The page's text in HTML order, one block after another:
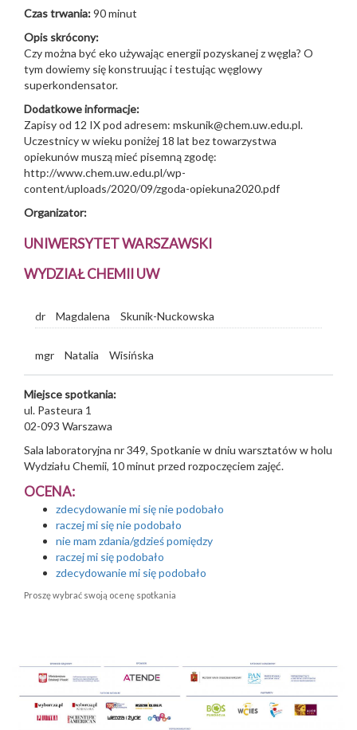
Czas trwania:90 minut
Opis skrócony:
Czy można być eko używając energii pozyskanej z węgla? O
tym dowiemy się konstruując i testując węglowy
superkondensator.
Dodatkowe informacje:
Zapisy od 12 IX pod adresem: mskunik@chem.uw.edu.pl.
Uczestnicy w wieku poniżej 18 lat bez towarzystwa
opiekunów muszą mieć pisemną zgodę:
http://www.chem.uw.edu.pl/wp-
content/uploads/2020/09/zgoda-opiekuna2020.pdf
Organizator:
UNIWERSYTET WARSZAWSKI
WYDZIAŁ CHEMII UW
dr Magdalena Skunik-Nuckowska
mgr Natalia Wisińska
Miejsce spotkania:
ul. Pasteura 1
02-093 Warszawa
Sala laboratoryjna nr 349, Spotkanie w dniu warsztatów w holu
Wydziału Chemii, 10 minut przed rozpoczęciem zajęć.
OCENA:
zdecydowanie mi się nie podobało
raczej mi się nie podobało
nie mam zdania/gdzieś pomiędzy
raczej mi się podobało
zdecydowanie mi się podobało
Proszę wybrać swoją ocenę spotkania